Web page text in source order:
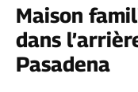
Maison
dans
Pasadena